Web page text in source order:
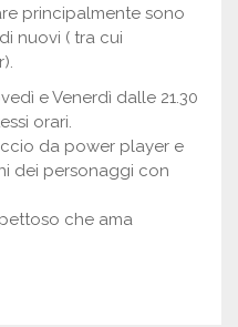
principalmente sono
nuovi ( tra cui
e Venerdì dalle 21.30
orari.
da power player e
dei personaggi con
che ama